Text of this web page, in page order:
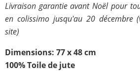
Livraison garantie avant Noël pour
en colissimo jusqu'au 20 décembre
site)
Dimensions: 77 x 48 cm
100% Toile de jute